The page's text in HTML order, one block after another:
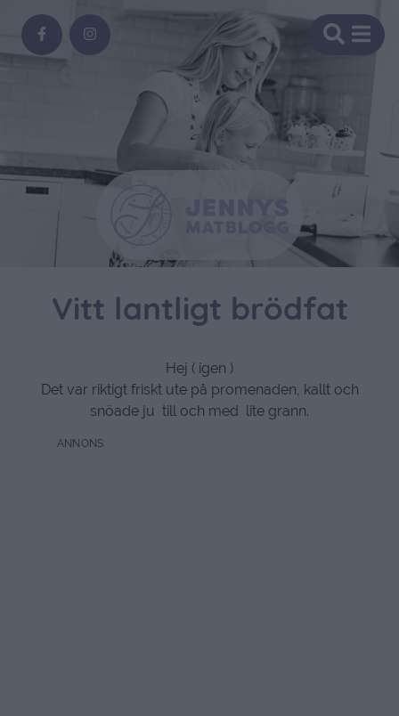
Vitt lantligt brödfat
Hej ( igen )
Det var riktigt friskt ute på promenaden, kallt och
snöade ju till och med lite grann.